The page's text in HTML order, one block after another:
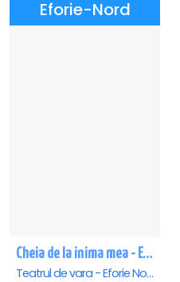
Eforie-Nord
Cheia de la inima mea - Eforie Nord
Teatrul de vara - Eforie Nord, Eforie-Nord